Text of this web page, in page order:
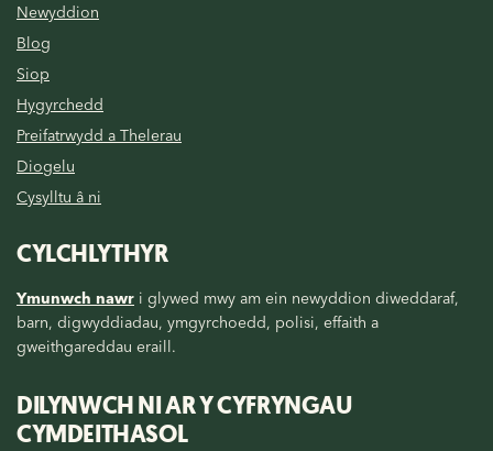
Newyddion
Blog
Siop
Hygyrchedd
Preifatrwydd a Thelerau
Diogelu
Cysylltu â ni
CYLCHLYTHYR
Ymunwch nawr i glywed mwy am ein newyddion diweddaraf,
barn, digwyddiadau, ymgyrchoedd, polisi, effaith a
gweithgareddau eraill.
DILYNWCH NI AR Y CYFRYNGAU
CYMDEITHASOL